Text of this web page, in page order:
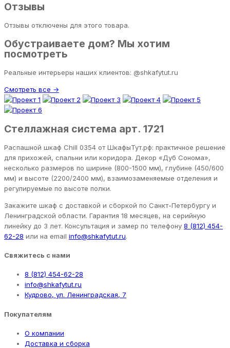
Отзывы
Отзывы отключены для этого товара.
Обустраиваете дом? Мы хотим
посмотреть
Реальные интерьеры наших клиентов: @shkafytut.ru
Смотреть все →
Стеллажная система арт. 1721
Распашной шкаф Chill 0354 от ШкафыТут.рф: практичное решение
для прихожей, спальни или коридора. Декор «Дуб Сонома»,
несколько размеров по ширине (800-1500 мм), глубине (450/600
мм) и высоте (2200/2400 мм), взаимозаменяемые отделения и
регулируемые по высоте полки.
Закажите шкаф с доставкой и сборкой по Санкт-Петербургу и
Ленинградской области. Гарантия 18 месяцев, на серийную
линейку до 3 лет. Консультация и замер по телефону 8 (812) 454-
62-28 или на email info@shkafytut.ru.
Свяжитесь с нами
8 (812) 454-62-28
info@shkafytut.ru
Кудрово, ул. Ленинградская, 7
Покупателям
О компании
Доставка и сборка